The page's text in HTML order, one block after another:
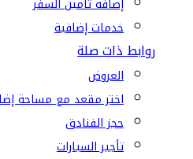
إضافة تأمين السفر
خدمات إضافية
روابط ذات صلة
العروض
اختر مقعد مع مساحة
حجز الفنادق
تأجير السيارات